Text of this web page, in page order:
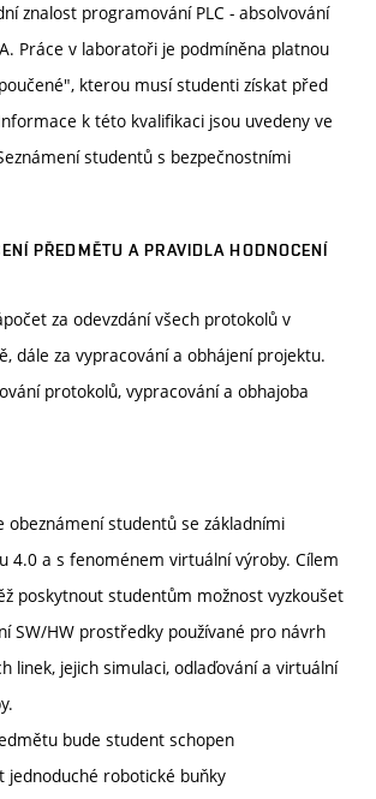
znalost programování PLC - absolvování
Práce v laboratoři je podmíněna platnou
kterou musí studenti získat před
k této kvalifikaci jsou uvedeny ve
studentů s bezpečnostními
PŘEDMĚTU A PRAVIDLA HODNOCENÍ
za odevzdání všech protokolů v
dále za vypracování a obhájení projektu.
protokolů, vypracování a obhajoba
obeznámení studentů se základními
4.0 a s fenoménem virtuální výroby. Cílem
poskytnout studentům možnost vyzkoušet
SW/HW prostředky používané pro návrh
linek, jejich simulaci, odlaďování a virtuální
bude student schopen
jednoduché robotické buňky